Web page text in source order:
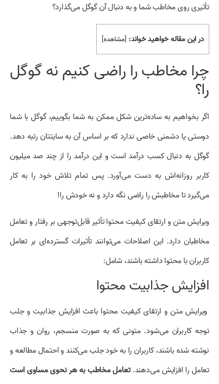
تأثیری روی مخاطب شما و به دنبال آن گوگل می‌گذارد؟
در این مقاله خواهید خواند: [مشاهده]
چرا مخاطب را راضی کنیم نه گوگل
را؟
اگر بخواهیم به ساده‌ترین شکل ممکن به شما بگوییم، گوگل با شما
دوستی یا دشمنی خاصی ندارد که بر اساس آن به سایتتان رتبه دهد.
گوگل به دنبال کسب درآمد است و این درآمد را از چند صد میلیون
کاربر روزانه‌اش به دست می‌آورد. پس تمام تلاش خود را به کار
می‌گیرد تا مخاطبش را راضی نگه دارد و نه خودش را!
ویرایش متن و ارتقای کیفیت محتوا تأثیر قابل‌توجهی بر رفتار و تعامل
مخاطبان دارد. این اصلاحات می‌توانند تأثیرات گسترده‌ای بر تعامل
کاربران با محتوا داشته باشند، شامل:
افزایش جذابیت محتوا
ویرایش متن و ارتقای کیفیت محتوا باعث افزایش جذابیت و جلب
توجه کاربران می‌شود. متونی که به صورت منسجم، روان و جذاب
نوشته شده باشند، کاربران را به خود جلب می‌کنند و احتمال مطالعه و
تعامل را افزایش می‌دهند.تعامل مخاطب به هر نحوی مساوی است